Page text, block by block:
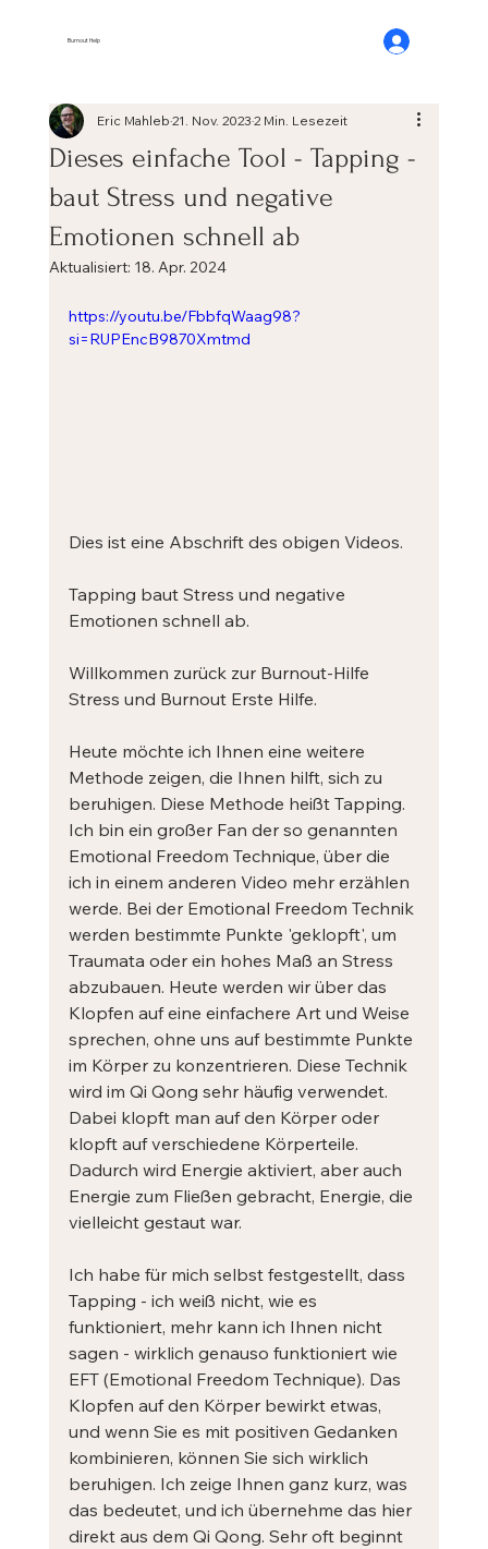
Burnout Help
Dieses einfache Tool - Tapping -
baut Stress und negative
Emotionen schnell ab
Eric Mahleb21. Nov. 20232 Min. Lesezeit
Aktualisiert: 18. Apr. 2024
https://youtu.be/FbbfqWaag98?
si=RUPEncB9870Xmtmd
Dies ist eine Abschrift des obigen Videos.
Tapping baut Stress und negative
Emotionen schnell ab.
Willkommen zurück zur Burnout-Hilfe
Stress und Burnout Erste Hilfe.
Heute möchte ich Ihnen eine weitere
Methode zeigen, die Ihnen hilft, sich zu
beruhigen. Diese Methode heißt Tapping.
Ich bin ein großer Fan der so genannten
Emotional Freedom Technique, über die
ich in einem anderen Video mehr erzählen
werde. Bei der Emotional Freedom Technik
werden bestimmte Punkte 'geklopft', um
Traumata oder ein hohes Maß an Stress
abzubauen. Heute werden wir über das
Klopfen auf eine einfachere Art und Weise
sprechen, ohne uns auf bestimmte Punkte
im Körper zu konzentrieren. Diese Technik
wird im Qi Qong sehr häufig verwendet.
Dabei klopft man auf den Körper oder
klopft auf verschiedene Körperteile.
Dadurch wird Energie aktiviert, aber auch
Energie zum Fließen gebracht, Energie, die
vielleicht gestaut war.
Ich habe für mich selbst festgestellt, dass
Tapping - ich weiß nicht, wie es
funktioniert, mehr kann ich Ihnen nicht
sagen - wirklich genauso funktioniert wie
EFT (Emotional Freedom Technique). Das
Klopfen auf den Körper bewirkt etwas,
und wenn Sie es mit positiven Gedanken
kombinieren, können Sie sich wirklich
beruhigen. Ich zeige Ihnen ganz kurz, was
das bedeutet, und ich übernehme das hier
direkt aus dem Qi Qong. Sehr oft beginnt